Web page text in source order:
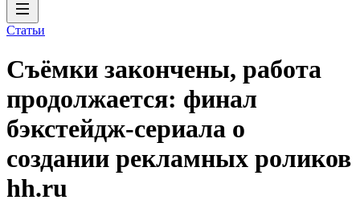
Статьи
Съёмки закончены, работа
продолжается: финал
бэкстейдж-сериала о
создании рекламных роликов
hh.ru